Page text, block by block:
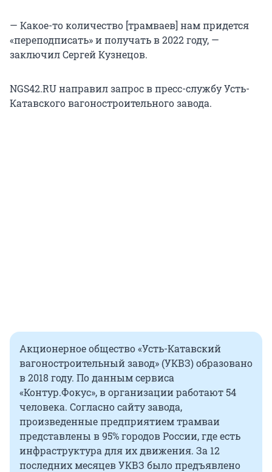
— Какое-то количество [трамваев] нам придется
«переподписать» и получать в 2022 году, —
заключил Сергей Кузнецов.
NGS42.RU направил запрос в пресс-службу Усть-
Катавского вагоностроительного завода.
Акционерное общество «Усть-Катавский
вагоностроительный завод» (УКВЗ) образовано
в 2018 году. По данным сервиса
«Контур.Фокус», в организации работают 54
человека. Согласно сайту завода,
произведенные предприятием трамваи
представлены в 95% городов России, где есть
инфраструктура для их движения. За 12
последних месяцев УКВЗ было предъявлено